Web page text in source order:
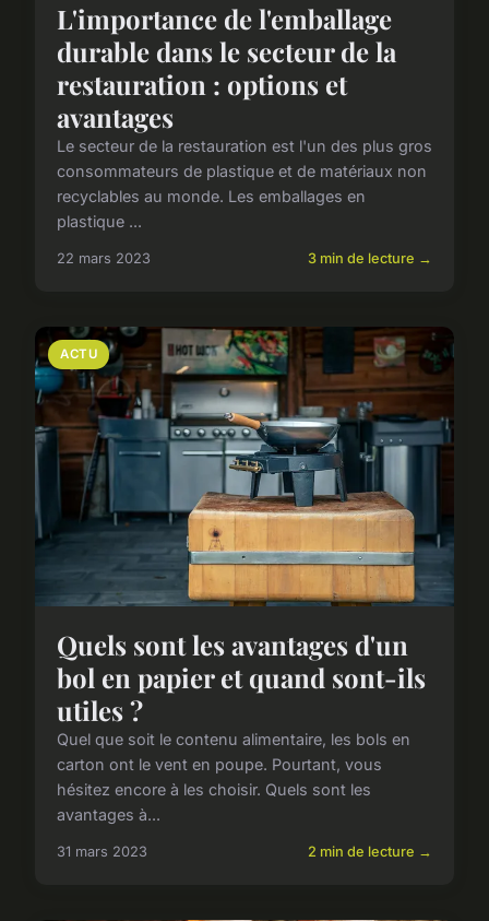
L'importance de l'emballage
durable dans le secteur de la
restauration : options et
avantages
Le secteur de la restauration est l'un des plus gros
consommateurs de plastique et de matériaux non
recyclables au monde. Les emballages en
plastique ...
22 mars 2023 3 min de lecture →
ACTU
Quels sont les avantages d'un
bol en papier et quand sont-ils
utiles ?
Quel que soit le contenu alimentaire, les bols en
carton ont le vent en poupe. Pourtant, vous
hésitez encore à les choisir. Quels sont les
avantages à...
31 mars 2023 2 min de lecture →